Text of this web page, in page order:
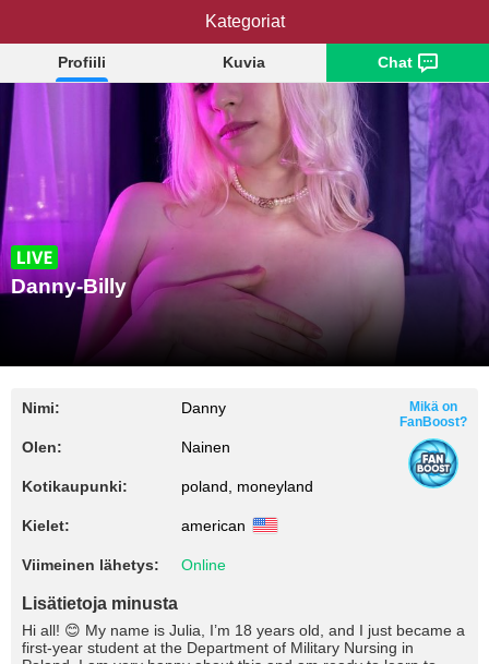
Danny-Billy
Profiili Kuvia Chat
Danny-Billy
Nimi: Danny
Olen: Nainen
Kotikaupunki: poland, moneyland
Kielet: american
Viimeinen lähetys: Online
Mikä on
FanBoost?
Lisätietoja minusta
Hi all! 😊 My name is Julia, I’m 18 years old, and I just became a
first-year student at the Department of Military Nursing in
Kategoriat